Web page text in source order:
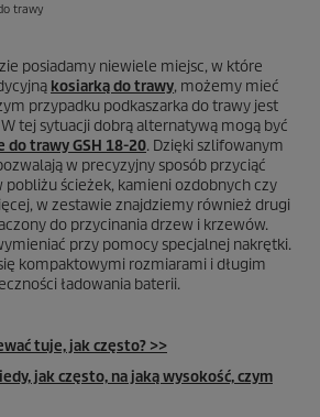
trawy
posiadamy niewiele miejsc, w które
kosiarką do trawy, możemy mieć
przypadku podkaszarka do trawy jest
tej sytuacji dobrą alternatywą mogą być
do trawy GSH 18-20. Dzięki szlifowanym
w precyzyjny sposób przyciąć
ścieżek, kamieni ozdobnych czy
w zestawie znajdziemy również drugi
do przycinania drzew i krzewów.
przy pomocy specjalnej nakrętki.
kompaktowymi rozmiarami i długim
ładowania baterii.
tuje, jak często? >>
jak często, na jaką wysokość, czym